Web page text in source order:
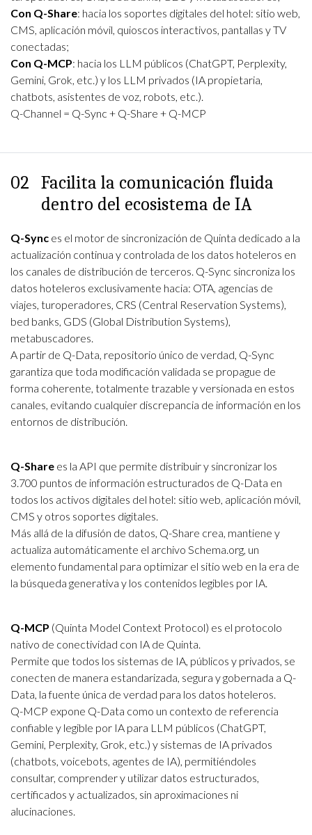
Con Q-Share: hacia los soportes digitales del hotel: sitio web,
CMS, aplicación móvil, quioscos interactivos, pantallas y TV
conectadas;
Con Q-MCP: hacia los LLM públicos (ChatGPT, Perplexity,
Gemini, Grok, etc.) y los LLM privados (IA propietaria,
chatbots, asistentes de voz, robots, etc.).
Q-Channel = Q-Sync + Q-Share + Q-MCP
02 Facilita la comunicación fluida
dentro del ecosistema de IA
Q-Sync es el motor de sincronización de Quinta dedicado a la
actualización continua y controlada de los datos hoteleros en
los canales de distribución de terceros. Q-Sync sincroniza los
datos hoteleros exclusivamente hacia: OTA, agencias de
viajes, turoperadores, CRS (Central Reservation Systems),
bed banks, GDS (Global Distribution Systems),
metabuscadores.
A partir de Q-Data, repositorio único de verdad, Q-Sync
garantiza que toda modificación validada se propague de
forma coherente, totalmente trazable y versionada en estos
canales, evitando cualquier discrepancia de información en los
entornos de distribución.
Q-Share es la API que permite distribuir y sincronizar los
3.700 puntos de información estructurados de Q-Data en
todos los activos digitales del hotel: sitio web, aplicación móvil,
CMS y otros soportes digitales.
Más allá de la difusión de datos, Q-Share crea, mantiene y
actualiza automáticamente el archivo Schema.org, un
elemento fundamental para optimizar el sitio web en la era de
la búsqueda generativa y los contenidos legibles por IA.
Q-MCP (Quinta Model Context Protocol) es el protocolo
nativo de conectividad con IA de Quinta.
Permite que todos los sistemas de IA, públicos y privados, se
conecten de manera estandarizada, segura y gobernada a Q-
Data, la fuente única de verdad para los datos hoteleros.
Q-MCP expone Q-Data como un contexto de referencia
confiable y legible por IA para LLM públicos (ChatGPT,
Gemini, Perplexity, Grok, etc.) y sistemas de IA privados
(chatbots, voicebots, agentes de IA), permitiéndoles
consultar, comprender y utilizar datos estructurados,
certificados y actualizados, sin aproximaciones ni
alucinaciones.